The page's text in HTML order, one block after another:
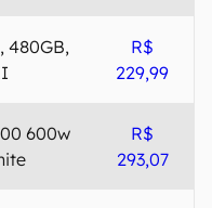
480GB,
R$
229,99
600w
R$
293,07